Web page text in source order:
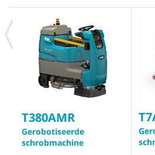
T380AMR
Gerobotiseerde
schrobmachine